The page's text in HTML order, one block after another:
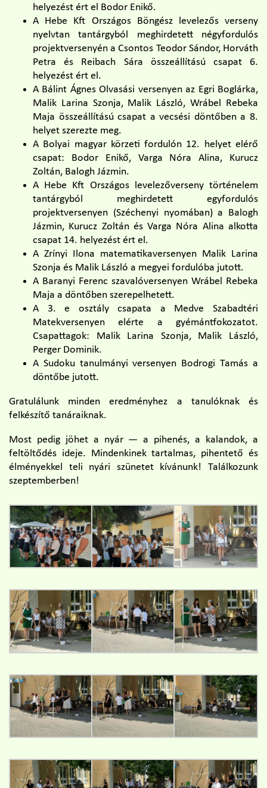
helyezést ért el Bodor Enikő.
A Hebe Kft Országos Böngész levelezős verseny
nyelvtan tantárgyból meghirdetett négyfordulós
projektversenyén a Csontos Teodor Sándor, Horváth
Petra és Reibach Sára összeállítású csapat 6.
helyezést ért el.
A Bálint Ágnes Olvasási versenyen az Egri Boglárka,
Malik Larina Szonja, Malik László, Wrábel Rebeka
Maja összeállítású csapat a vecsési döntőben a 8.
helyet szerezte meg.
A Bolyai magyar körzeti fordulón 12. helyet elérő
csapat: Bodor Enikő, Varga Nóra Alina, Kurucz
Zoltán, Balogh Jázmin.
A Hebe Kft Országos levelezőverseny történelem
tantárgyból meghirdetett egyfordulós
projektversenyen (Széchenyi nyomában) a Balogh
Jázmin, Kurucz Zoltán és Varga Nóra Alina alkotta
csapat 14. helyezést ért el.
A Zrínyi Ilona matematikaversenyen Malik Larina
Szonja és Malik László a megyei fordulóba jutott.
A Baranyi Ferenc szavalóversenyen Wrábel Rebeka
Maja a döntőben szerepelhetett.
A 3. e osztály csapata a Medve Szabadtéri
Matekversenyen elérte a gyémántfokozatot.
Csapattagok: Malik Larina Szonja, Malik László,
Perger Dominik.
A Sudoku tanulmányi versenyen Bodrogi Tamás a
döntőbe jutott.
Gratulálunk minden eredményhez a tanulóknak és
felkészítő tanáraiknak.
Most pedig jöhet a nyár — a pihenés, a kalandok, a
feltöltődés ideje. Mindenkinek tartalmas, pihentető és
élményekkel teli nyári szünetet kívánunk! Találkozunk
szeptemberben!